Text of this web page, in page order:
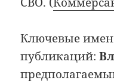
Ключевые
публикаций: